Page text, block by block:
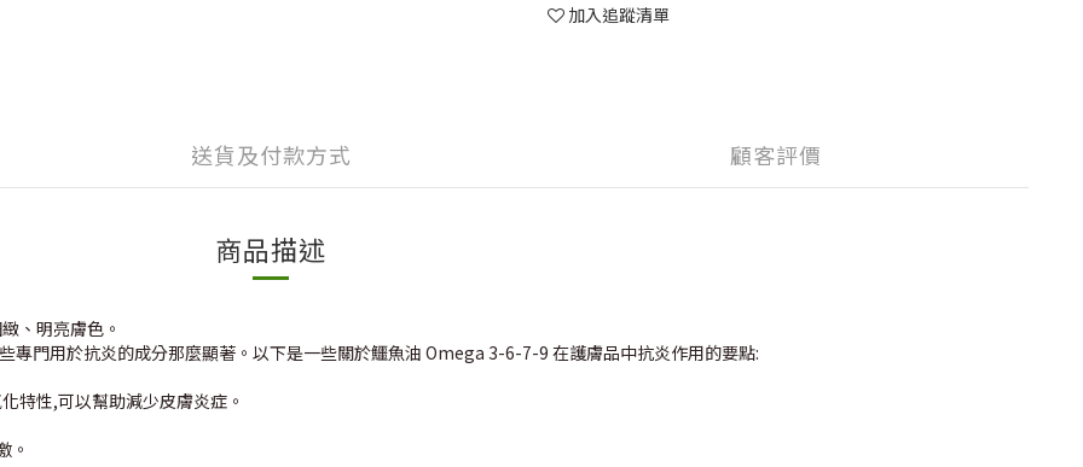
加入追蹤清單
送貨及付款方式 顧客評價
商品描述
、明亮膚色。
專門用於抗炎的成分那麼顯著。以下是一些關於鱷魚油 Omega 3-6-7-9 在護膚品中抗炎作用的要點:
特性,可以幫助減少皮膚炎症。
。